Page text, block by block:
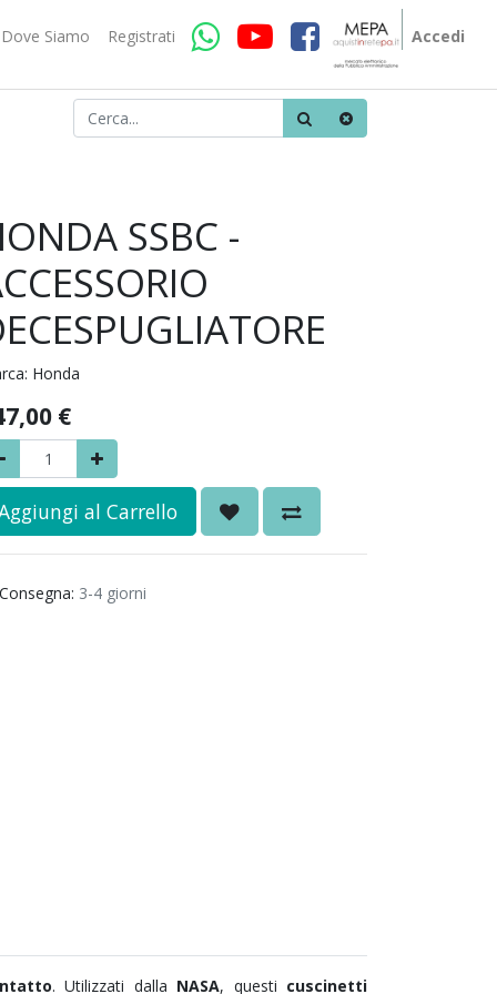
Dove Siamo Registrati Accedi
SSBC -
Honda
€
al Carrello
3-4 giorni
. Utilizzati dalla NASA, questi cuscinetti